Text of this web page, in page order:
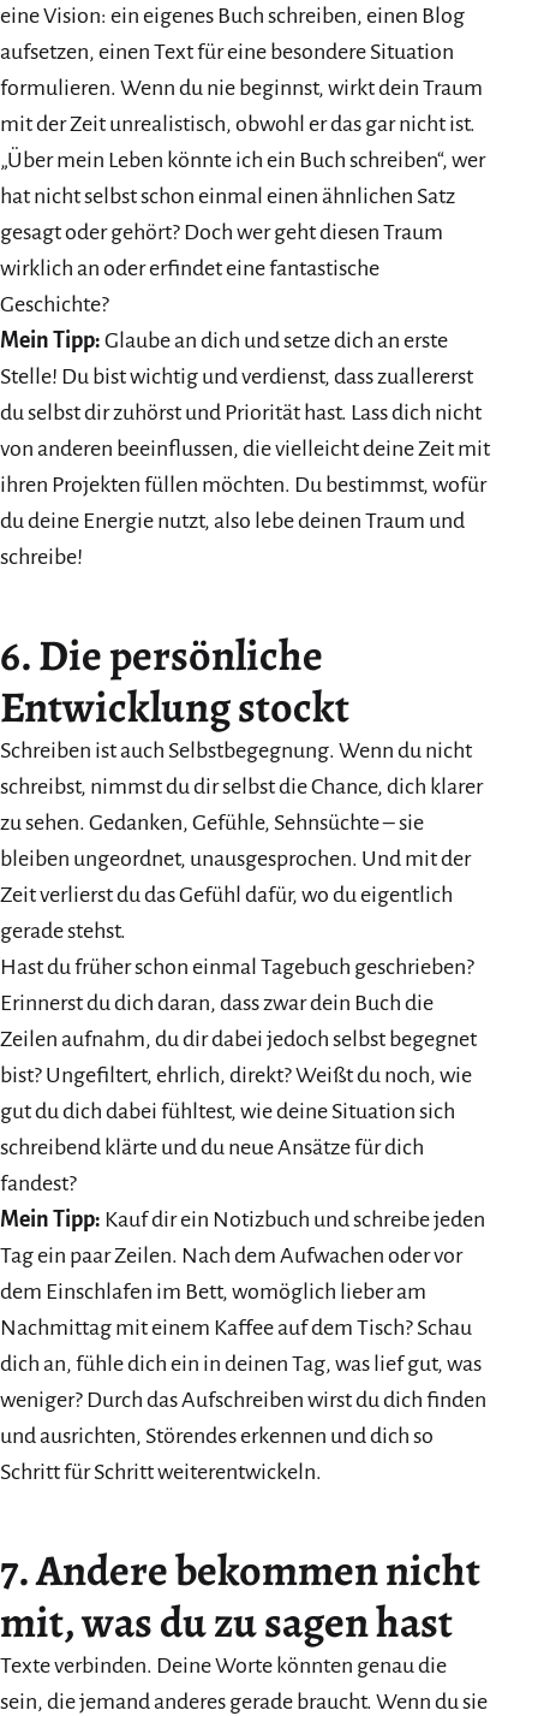
eine Vision: ein eigenes Buch schreiben, einen Blog
aufsetzen, einen Text für eine besondere Situation
formulieren. Wenn du nie beginnst, wirkt dein Traum
mit der Zeit unrealistisch, obwohl er das gar nicht ist.
„Über mein Leben könnte ich ein Buch schreiben“, wer
hat nicht selbst schon einmal einen ähnlichen Satz
gesagt oder gehört? Doch wer geht diesen Traum
wirklich an oder erfindet eine fantastische
Geschichte?
Mein Tipp: Glaube an dich und setze dich an erste
Stelle! Du bist wichtig und verdienst, dass zuallererst
du selbst dir zuhörst und Priorität hast. Lass dich nicht
von anderen beeinflussen, die vielleicht deine Zeit mit
ihren Projekten füllen möchten. Du bestimmst, wofür
du deine Energie nutzt, also lebe deinen Traum und
schreibe!
6. Die persönliche
Entwicklung stockt
Schreiben ist auch Selbstbegegnung. Wenn du nicht
schreibst, nimmst du dir selbst die Chance, dich klarer
zu sehen. Gedanken, Gefühle, Sehnsüchte – sie
bleiben ungeordnet, unausgesprochen. Und mit der
Zeit verlierst du das Gefühl dafür, wo du eigentlich
gerade stehst.
Hast du früher schon einmal Tagebuch geschrieben?
Erinnerst du dich daran, dass zwar dein Buch die
Zeilen aufnahm, du dir dabei jedoch selbst begegnet
bist? Ungefiltert, ehrlich, direkt? Weißt du noch, wie
gut du dich dabei fühltest, wie deine Situation sich
schreibend klärte und du neue Ansätze für dich
fandest?
Mein Tipp: Kauf dir ein Notizbuch und schreibe jeden
Tag ein paar Zeilen. Nach dem Aufwachen oder vor
dem Einschlafen im Bett, womöglich lieber am
Nachmittag mit einem Kaffee auf dem Tisch? Schau
dich an, fühle dich ein in deinen Tag, was lief gut, was
weniger? Durch das Aufschreiben wirst du dich finden
und ausrichten, Störendes erkennen und dich so
Schritt für Schritt weiterentwickeln.
7. Andere bekommen nicht
mit, was du zu sagen hast
Texte verbinden. Deine Worte könnten genau die
sein, die jemand anderes gerade braucht. Wenn du sie